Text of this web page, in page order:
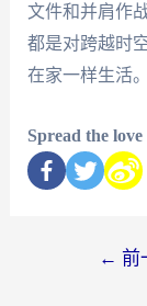
文件和并肩作
都是对跨越时
在家一样生活。
Spread the love
← 前